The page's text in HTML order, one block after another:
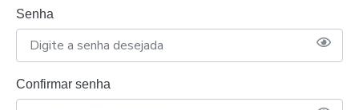
Senha
Confirmar senha